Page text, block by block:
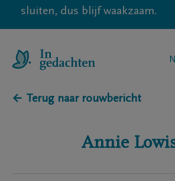
sluiten, dus blijf waakzaam.
← Terug naar rouwbericht
Annie